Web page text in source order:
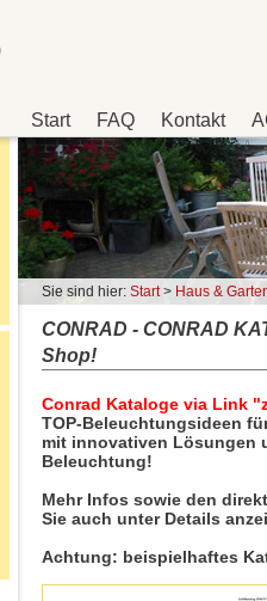
Start FAQ Kontakt
Sie sind hier: Start> Haus &
CONRAD - CONRAD
Shop!
Conrad Kataloge via Link
TOP-Beleuchtungsideen
mit innovativen Lösungen
Beleuchtung!
Mehr Infos sowie den
Sie auch unter Details
Achtung: beispielhaftes